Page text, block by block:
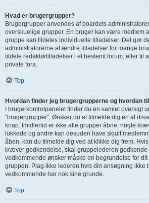
Hvad er brugergrupper?
Brugergrupper anvendes af boardets
overskuelige grupper. En bruger kan være medlem
gruppe kan tildeles individuelle tilladelser. Det gør
administratorerne at ændre tilladelser for mange
tildele redaktørtilladelser i et bestemt forum, eller til
private fora.
Top
Hvordan finder jeg brugergrupperne og hvordan
I brugerkontrolpanelet finder du en samlet oversigt
"brugergrupper". Ønsker du at tilmelde dig en af
knap. Imidlertid er ikke alle grupper åbne, nogle
lukkede og andre kan desuden have skjult
åben, kan du tilmelde dig ved at klikke dig frem.
kræver godkendelse, skal gruppelederen godkende
vedkommende ønsker måske en begrundelse for
gruppen. Plag ikke lederen hvis din ansøgning ikke
vedkommende har nok sine grunde.
Top